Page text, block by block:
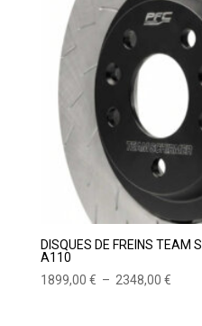
DISQUES DE FREINS TEAM
A110
1899,00 € – 2348,00 €Plage